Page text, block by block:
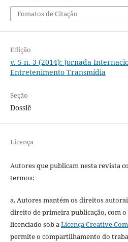
Fomatos de Citação
Edição
v. 5 n. 3 (2014): Jornada
Entretenimento Transmídia
Seção
Dossiê
Licença
Autores que publicam nesta revista
termos:
a. Autores mantém os direitos
direito de primeira publicação, com
licenciado sob a Licença Creative
permite o compartilhamento do